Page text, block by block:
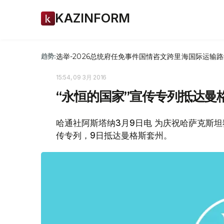
KAZINFORM
趋势:选举-2026总统府任免事件国情咨文跨里海国际运输
15:54, 09 3月 2016
“永恒的国家”宣传专列抵达曼
哈通社阿斯塔纳3月9日电 为庆祝哈萨克斯
传专列，9日抵达曼格斯套州。